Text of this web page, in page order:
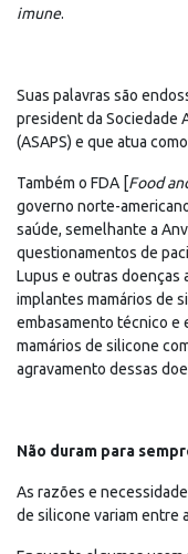
imune.
Suas palavras são
president da Sociedade
(ASAPS) e que atua
Também o FDA [Food
governo norte-
saúde, semelhante a
questionamentos de
Lupus e outras doenças
implantes mamários de
embasamento técnico e
mamários de silicone
agravamento dessas
Não duram para
As razões e
de silicone variam entre